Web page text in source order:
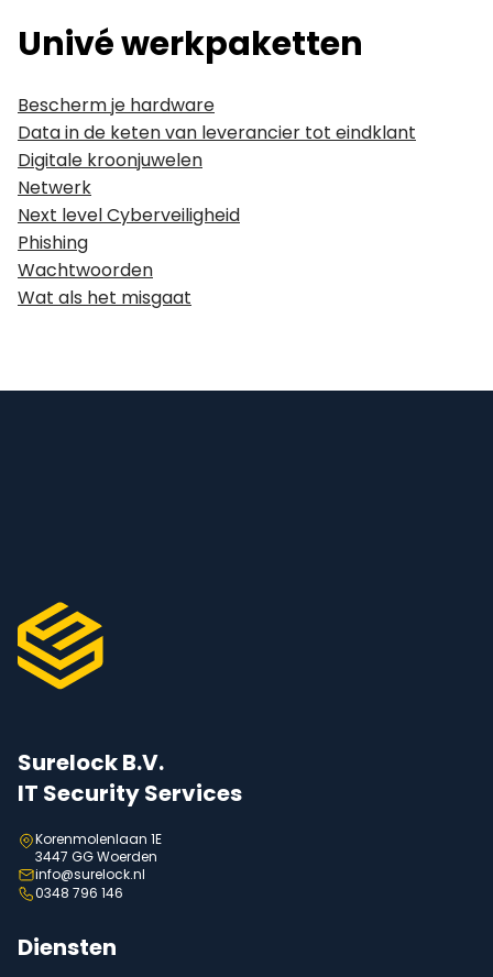
Univé werkpaketten
Bescherm je hardware
Data in de keten van leverancier tot eindklant
Digitale kroonjuwelen
Netwerk
Next level Cyberveiligheid
Phishing
Wachtwoorden
Wat als het misgaat
Surelock B.V.
IT Security Services
Korenmolenlaan 1E
3447 GG Woerden
info@surelock.nl
0348 796 146
Diensten